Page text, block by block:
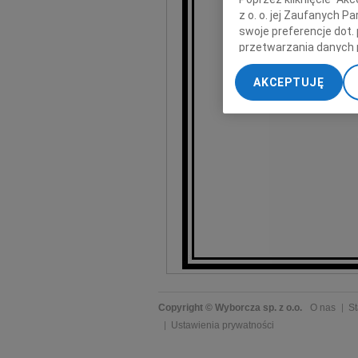
wyrazy
Copyright © Wyborcza sp. z o.o. O nas
Ustawienia prywatności
z o. o. jej Zaufanych
swoje preferencje dot.
przetwarzania danych
„Ustawienia
My, nasi Zaufani
dokładnych danych
Przechowywanie
treści, badnie
AKCEPTUJĘ